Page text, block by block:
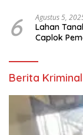
6 Agustus 5,
Lahan
Caplok
Berita Kriminal